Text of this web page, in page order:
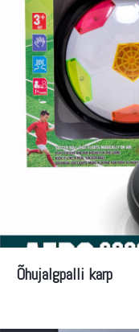
Õhujalgpalli karp